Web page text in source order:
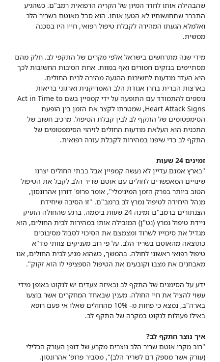
שהבהילה אותו לחדר המיון של הקריה הרפואית רמב"ם. כשהגיע
התברר שתחושותיו לא הטעו אותו. הוא סבל מאוטם בשריר הלב
ואלמלא הגעתו המהירה לקבלת טיפול רפואי, חייו היו בסכנה
ממשית.
מידי שנה מתרחשים בישראל אלפי מקרים של התקפי לב. חלק מהם
מסתיימים בנזקים חמורים ואף במוות. אחת הסיבות החשובות לכך
היא העדר מודעות לחשיבות ההגעה מהירה לבית החולים.
בארצות הברית בחרו אגודת הלב האמריקנית וארגוני בריאות
נוספים להתמודד עם התופעה על ידי קמפיין בשם Act in Time to
Heart Attack Signs, שמטרתו לקצר את הזמן בין הופעת
הסימפטומים של התקף לב לבין קבלת הטיפול. מרכיב חשוב של
התכנית הוא העלאת מודעות החולים לזיהוי הסימפטומים של
התקף לב כדי שיפנו במהירות לקבלת עזרה רפואית.
זמינים 24 שעות
"בארץ אמנם עדיין לא נעשה קמפיין אבל בבתי החולים יצרנו
שינויים המאפשרים לחולים עם אוטם שריר הלב לקבל את הטיפול
הטוב ביותר בפרק הזמן המינימלי", אומר פרופ' דורון אהרונסון,
מנהל היחידה לטיפול נמרץ לב ברמב"ם. "זו הסיבה שיחידת
הצנתורים ברמב"ם זמינה 24 שעות ביממה. ברגע שהחולה הזעיק
ניידת טיפול נמרץ (נט"ן) המובילה אותו במהירות לבית החולים, הוא
מגדיל את סיכוייו לשרוד ומצמצם את הסיכוי לסבול מסיבוכים
כתוצאה מהאוטם בשריר הלב. על פי רוב מעניקים צוותי מד"א
טיפול רפואי ראשוני לחולה. בהמשך, כשהוא מגיע לבית החולים, אנו
מאבחנים את מצבו וקובעים את הטיפול הספציפי לו הוא זקוק".
ידע על הסימנים של התקף לב ובאיזה צעדים יש לנקוט באופן מידי
עשוי להציל את חיי החולה. מענין שבאחד המחקרים אשר בוצעו
בארה"ב, נמצא כי פחות מ- 10% מהחולים שאלו אי פעם רופא
באילו פעולות לנקוט במקרה של התקף לב.
איך נוצר התקף לב?
"רוב מקרי אוטם שריר הלב נוצרים מקרע של דופן העורק הכלילי
(עורק אשר מספק דם לשריר הלב)", מסביר פרופ' אהרונסון.